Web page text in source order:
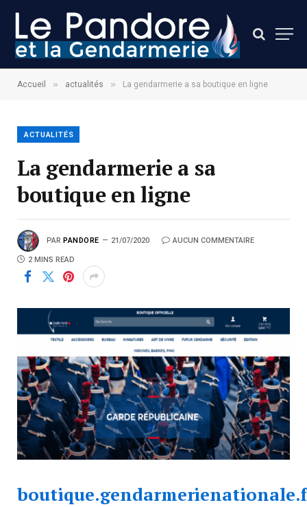
Accueil » actualités » La gendarmerie a sa boutique en ligne
ACTUALITÉS
La gendarmerie a sa
boutique en ligne
PAR PANDORE 21/07/2020 AUCUN COMMENTAIRE
2 MINS READ